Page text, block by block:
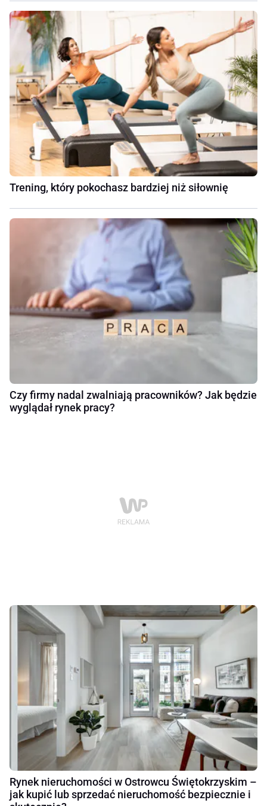
Trening, który pokochasz bardziej niż siłownię
Czy firmy nadal zwalniają pracowników? Jak będzie
wyglądał rynek pracy?
Rynek nieruchomości w Ostrowcu Świętokrzyskim –
jak kupić lub sprzedać nieruchomość bezpiecznie i